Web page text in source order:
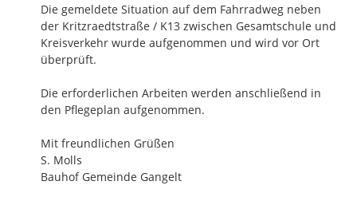
Die gemeldete Situation auf dem Fahrradweg neben
der Kritzraedtstraße / K13 zwischen Gesamtschule und
Kreisverkehr wurde aufgenommen und wird vor Ort
überprüft.
Die erforderlichen Arbeiten werden anschließend in
den Pflegeplan aufgenommen.
Mit freundlichen Grüßen
S. Molls
Bauhof Gemeinde Gangelt